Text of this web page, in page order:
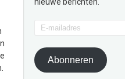
Abonneren